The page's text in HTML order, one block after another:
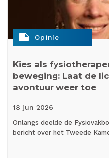
note Opinie
Kies als
beweging: Laat de
avontuur weer toe
18 jun 2026
Onlangs deelde de
bericht over het Tweede